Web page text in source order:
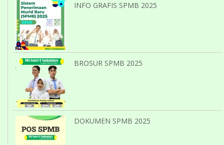
INFO GRAFIS SPMB 2025
BROSUR SPMB 2025
DOKUMEN SPMB 2025